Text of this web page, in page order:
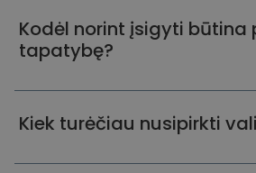
Kodėl norint įsigyti būtina
tapatybę?
Kiek turėčiau nusipirkti